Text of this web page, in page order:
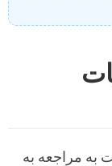
به مراجعه به